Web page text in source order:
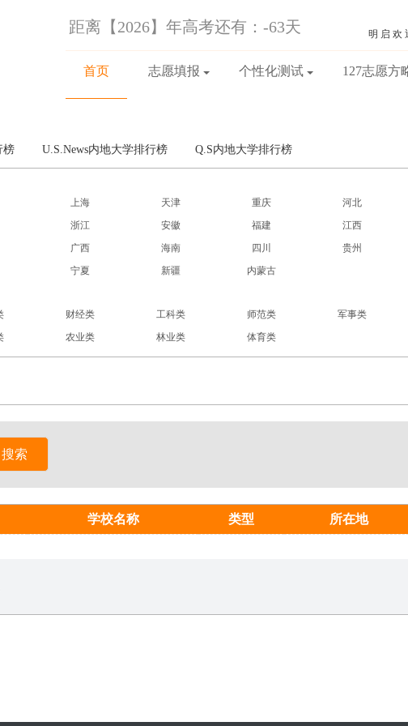
距离【2026】年高考还有： -63天 明启欢
首页 志愿填报 个性化测试 127志愿方
榜 U.S.News内地大学排行榜 Q.S内地大学排行榜
上海 天津 重庆 河北
浙江 安徽 福建 江西
广西 海南 四川 贵州
宁夏 新疆 内蒙古
财经类 工科类 师范类 军事类
农业类 林业类 体育类
搜索
学校名称 类型 所在地